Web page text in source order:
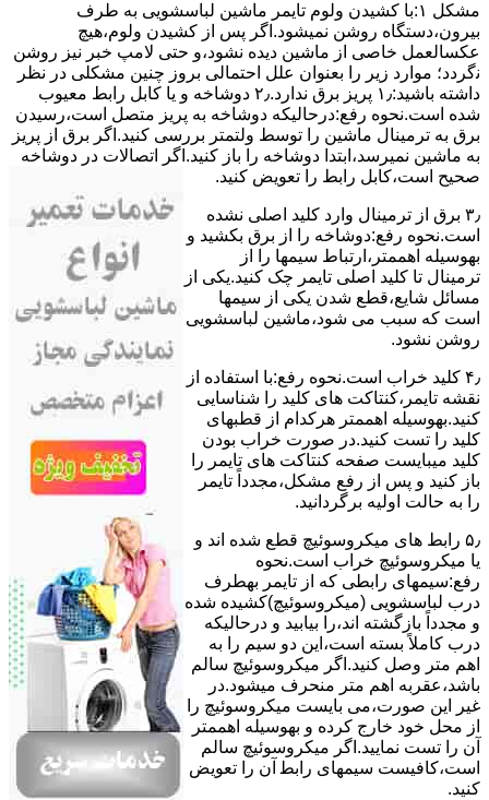
مشکل ۱:ﺑﺎ ﮐﺸﯿﺪن وﻟﻮم ﺗﺎﯾﻤﺮ ماشین لباسشویی به طرف
ﺑﯿﺮون،دستگاه روﺷﻦ نمیشود.اﮔﺮ ﭘﺲ از ﮐﺸﯿﺪن وﻟﻮم،ﻫﯿﭻ
عکسالعمل ﺧﺎﺻﯽ از ﻣﺎﺷﯿﻦ دﯾﺪه نشود،و حتی ﻻﻣﭗ ﺧﺒﺮ ﻧﯿﺰ روﺷﻦ
ﻧگردد؛ موارد زیر را بعنوان ﻋﻠﻞ احتمالی بروز چنین مشکلی در نظر
داشته باشید:۱٫ ﭘﺮﯾﺰ ﺑﺮق ﻧﺪارد.۲٫ دوﺷﺎﺧﻪ و ﯾﺎ ﮐﺎﺑﻞ راﺑﻂ ﻣﻌﯿﻮب
ﺷﺪه است.نحوه رفع:درحالیکه دوﺷﺎﺧﻪ ﺑﻪ ﭘﺮﯾﺰ ﻣﺘﺼﻞ اﺳﺖ،رﺳﯿﺪن
ﺑﺮق ﺑﻪ ﺗﺮﻣﯿﻨﺎل ﻣﺎﺷﯿﻦ را ﺗﻮﺳﻂ ولتمتر بررسی ﮐﻨﯿﺪ.اﮔﺮ ﺑﺮق از ﭘﺮﯾﺰ
ﺑﻪ ﻣﺎﺷﯿﻦ نمیرسد،اﺑﺘﺪا دوشاخه را باز کنید.اﮔﺮ اﺗﺼﺎﻻت در دوشاخه
ﺻﺤﯿﺢ اﺳﺖ،ﮐﺎﺑﻞ راﺑﻂ را ﺗﻌﻮﯾﺾ کنید.
۳٫ ﺑﺮق از ﺗﺮﻣﯿﻨﺎل وارد ﮐﻠﯿﺪ اﺻﻠﯽ ﻧﺸﺪه
است.نحوه رﻓﻊ:دوشاخه را از ﺑﺮق بکشید و
بهوسیله اهممتر،ارﺗﺒﺎط سیمها را از
ﺗﺮﻣﯿﻨﺎل ﺗﺎ ﮐﻠﯿﺪ اﺻﻠﯽ ﺗﺎﯾﻤﺮ چک کنید.یکی از
مسائل شایع،ﻗﻄﻊ شدن ﯾﮑﯽ از سیمها
است که سبب می شود،ﻣﺎﺷﯿﻦ لباسشویی
روﺷﻦ نشود.
۴٫ ﮐﻠﯿﺪ ﺧﺮاب اﺳﺖ.نحوه رفع:ﺑﺎ اﺳﺘﻔﺎده از
ﻧﻘﺸﻪ ﺗﺎﯾﻤﺮ،ﮐﻨﺘﺎﮐﺖ ﻫﺎی ﮐﻠﯿﺪ را ﺷﻨﺎﺳﺎﯾﯽ
کنید.بهوسیله اهممتر هرکدام از قطبهای
ﮐﻠﯿﺪ را ﺗﺴﺖ ﮐﻨﯿﺪ.در ﺻﻮرت ﺧﺮاب ﺑﻮدن
ﮐﻠﯿﺪ میبایست ﺻﻔﺤﻪ ﮐﻨﺘﺎﮐﺖ ﻫﺎی ﺗﺎﯾﻤﺮ را
باز کنید و ﭘﺲ از رﻓﻊ مشکل،مجدداً ﺗﺎﯾﻤﺮ
را به حالت اوﻟﯿﻪ برگردانید.
۵٫ رابط های ﻣﯿﮑﺮوﺳﻮﺋﯿﭻ ﻗﻄﻊ شده اند و
ﯾﺎ ﻣﯿﮑﺮوﺳﻮﺋﯿﭻ ﺧﺮاب اﺳﺖ.نحوه
رفع:سیمهای راﺑﻄﯽ ﮐﻪ از ﺗﺎﯾﻤﺮ بهطرف
درب لباسشویی (ﻣﯿﮑﺮوﺳﻮﺋﯿﭻ)کشیده شده
و مجدداً بازگشته اند،را ﺑﯿﺎﺑﯿﺪ و درحالیکه
درب کاملاً ﺑﺴﺘﻪ اﺳﺖ،اﯾﻦ دو ﺳﯿﻢ را ﺑﻪ
اﻫﻢ ﻣﺘﺮ وصل کنید.اﮔﺮ ﻣﯿﮑﺮوﺳﻮﺋﯿﭻ ﺳﺎﻟﻢ
ﺑﺎﺷﺪ،ﻋﻘﺮﺑﻪ اهم متر ﻣﻨﺤﺮف میشود.در
ﻏﯿﺮ اﯾﻦ ﺻﻮرت،می بایست ﻣﯿﮑﺮوﺳﻮﺋﯿﭻ را
از ﻣﺤﻞ خود ﺧﺎرج کرده و بهوسیله اهممتر
آن را ﺗﺴﺖ ﻧﻤﺎﯾﯿﺪ.اﮔﺮ ﻣﯿﮑﺮوﺳﻮﺋﯿﭻ ﺳﺎﻟﻢ
اﺳﺖ،ﮐﺎﻓﯿﺴﺖ سیمهای راﺑﻄ آن را ﺗﻌﻮﯾﺾ
کنید.